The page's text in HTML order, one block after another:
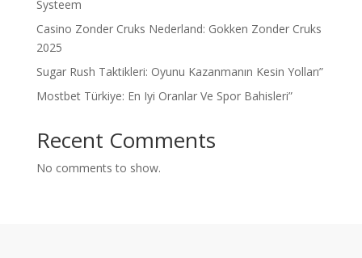
Systeem
Casino Zonder Cruks Nederland: Gokken Zonder Cruks
2025
Sugar Rush Taktikleri: Oyunu Kazanmanın Kesin Yolları”
Mostbet Türkiye: En Iyi Oranlar Ve Spor Bahisleri”
Recent Comments
No comments to show.